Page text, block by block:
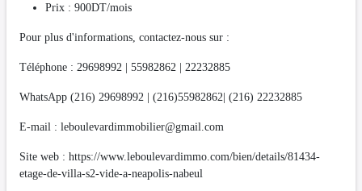
Prix : 900DT/mois
Pour plus d'informations, contactez-nous sur :
Téléphone : 29698992 | 55982862 | 22232885
WhatsApp (216) 29698992 | (216)55982862| (216) 22232885
E-mail : leboulevardimmobilier@gmail.com
Site web : https://www.leboulevardimmo.com/bien/details/81434-
etage-de-villa-s2-vide-a-neapolis-nabeul